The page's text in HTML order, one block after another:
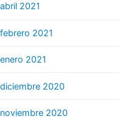
abril 2021
febrero 2021
enero 2021
diciembre 2020
noviembre 2020